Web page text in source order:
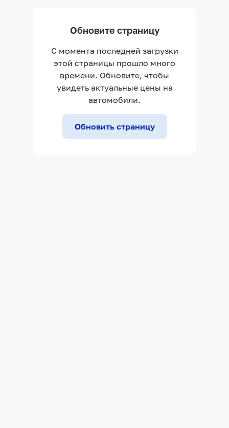
Обновите страницу
С момента последней загрузки
этой страницы прошло много
времени. Обновите, чтобы
увидеть актуальные цены на
автомобили.
Обновить страницу